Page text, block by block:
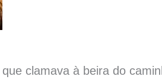
clamava à beira do